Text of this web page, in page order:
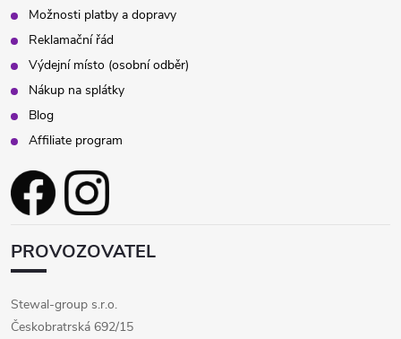
Možnosti platby a dopravy
Reklamační řád
Výdejní místo (osobní odběr)
Nákup na splátky
Blog
Affiliate program
PROVOZOVATEL
Stewal-group s.r.o.
Českobratrská 692/15